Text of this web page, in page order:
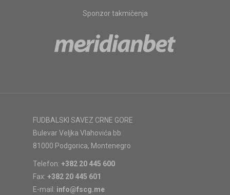
Sponzor takmičenja
FUDBALSKI SAVEZ CRNE GORE
Bulevar Veljka Vlahovića bb
81000 Podgorica, Montenegro
Telefon: +382 20 445 600
Fax: +382 20 445 601
E-mail: info@fscg.me